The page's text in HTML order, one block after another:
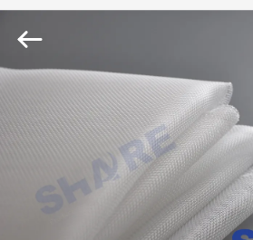
สินค้า
-
Share
Group
All